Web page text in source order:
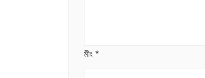
মীং *